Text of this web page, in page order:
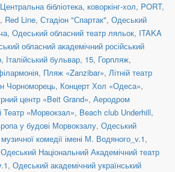
Центральна бібліотека, коворкінг-хол, PORT,
, Red Line, Стадіон "Спартак", Одеський
, Одеський обласний театр ляльок, ITAKA
обласний академічний російський
, Італійський бульвар, 15, Горпляж,
, Пляж «Zanzibar», Літній театр
Чорноморець, Концерт Хол «Одеса»,
центр «Beit Grand», Аеродром
Театр «Морвокзал», Beach club Underhill,
у будові Морвокзалу, Одеський
комедії імені М. Водяного_v.1,
Одеський Національний Академічний театр
, Одеський академічний український